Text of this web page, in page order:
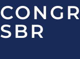
SBR